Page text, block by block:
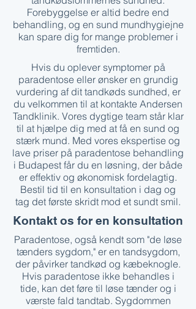
Forebyggelse er altid bedre end
behandling, og en sund mundhygiejne
kan spare dig for mange problemer i
fremtiden.
Hvis du oplever symptomer på
paradentose eller ønsker en grundig
vurdering af dit tandkøds sundhed, er
du velkommen til at kontakte Andersen
Tandklinik. Vores dygtige team står klar
til at hjælpe dig med at få en sund og
stærk mund. Med vores ekspertise og
lave priser på paradentose behandling
i Budapest får du en løsning, der både
er effektiv og økonomisk fordelagtig.
Bestil tid til en konsultation i dag og
tag det første skridt mod et sundt smil.
Kontakt os for en konsultation
Paradentose, også kendt som "de løse
tænders sygdom," er en tandsygdom,
der påvirker tandkød og kæbeknogle.
Hvis paradentose ikke behandles i
tide, kan det føre til løse tænder og i
værste fald tandtab. Sygdommen